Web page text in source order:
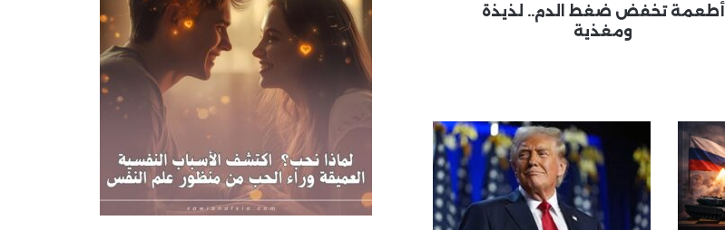
الدبلوماسية العالمية .. مفاوضات
بوتين يفاجئ العالم: مستعد للقاء
زيلينسكي بأي مكان.. ورسالة جديدة
بشأن إيران واليورانيوم المخصب
ترامب يهدد إيران بتصعيد عسكري حال
رفض المقترحات الأمريكية
أطعمة تخفض ضغط الدم.. لذيذة
ومغذية